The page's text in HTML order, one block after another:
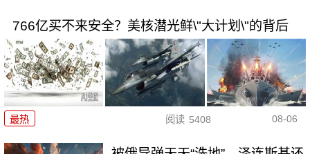
766亿买不来安全？美核潜光鲜\"大计划\"的背后
最热 阅读 5408 08-06